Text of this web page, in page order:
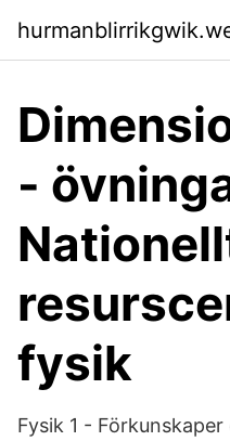
-
fysik
Fysik 1 -